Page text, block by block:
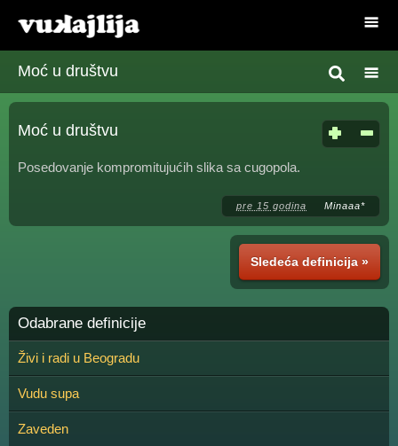
Moć u društvu
Moć u društvu
Posedovanje kompromitujućih slika sa cugopola.
pre 15 godina Minaaa*
Sledeća definicija »
Odabrane definicije
Živi i radi u Beogradu
Vudu supa
Zaveden